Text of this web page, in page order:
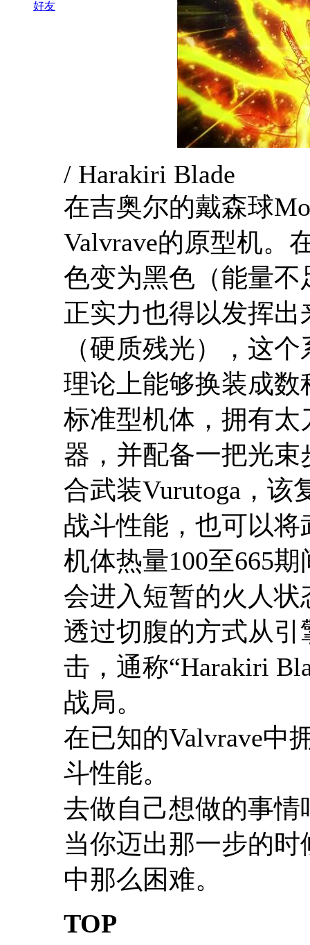
好友
/ Harakiri Blade
在吉奥尔的戴森球
Valvrave的原型机。
色变为黑色（能量
正实力也得以发挥
（硬质残光），这
理论上能够换装成数
标准型机体，拥有
器，并配备一把光
合武装Vurutoga ，
战斗性能，也可以
机体热量100至665期
会进入短暂的火人
透过切腹的方式从
击，通称“Harakiri
战局。
在已知的Valvrave中
斗性能。
去做自己想做的事
当你迈出那一步的
中那么困难。
TOP